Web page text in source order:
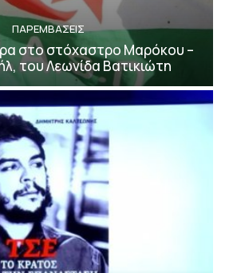
ΠΑΡΕΜΒΑΣΕΙΣ
στο στόχαστρο Μαρόκου –
του Λεωνίδα Βατικιώτη